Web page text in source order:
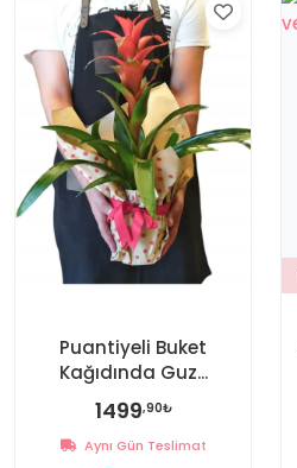
Puantiyeli Buket
Kağıdında Guz...
1499,90₺
Aynı Gün Teslimat